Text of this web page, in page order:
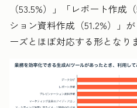
（53.5%）」「レポート作成
ション資料作成（51.2%）」
ーズとほぼ対応する形となり